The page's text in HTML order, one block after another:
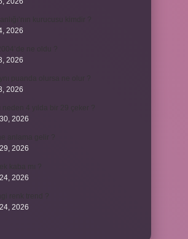
2026
2026
2026
2026
2026
2026
2026